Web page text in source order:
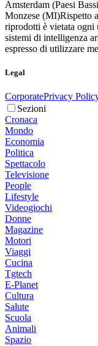
Amsterdam (Paesi
Monzese (MI)Rispetto
riprodotti è vietata ogni
sistemi di intelligenza
espresso di utilizzare
Legal
CorporatePrivacy
Sezioni
Cronaca
Mondo
Economia
Politica
Spettacolo
Televisione
People
Lifestyle
Videogiochi
Donne
Magazine
Motori
Viaggi
Cucina
Tgtech
E-Planet
Cultura
Salute
Scuola
Animali
Spazio